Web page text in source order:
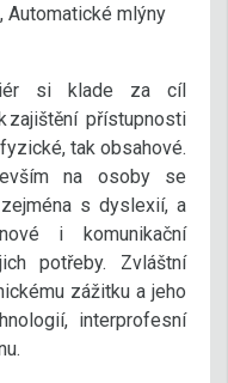
Automatické mlýny
si klade za cíl
zajištění přístupnosti
tak obsahové.
na osoby se
s dyslexií, a
i komunikační
potřeby. Zvláštní
zážitku a jeho
interprofesní